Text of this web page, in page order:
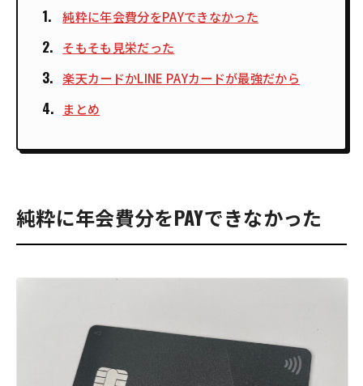
純粋に年会費分をPAYできなかった
そもそも見栄だった
楽天カードかLINE PAYカードが最強だから
まとめ
純粋に年会費分をPAYできなかった